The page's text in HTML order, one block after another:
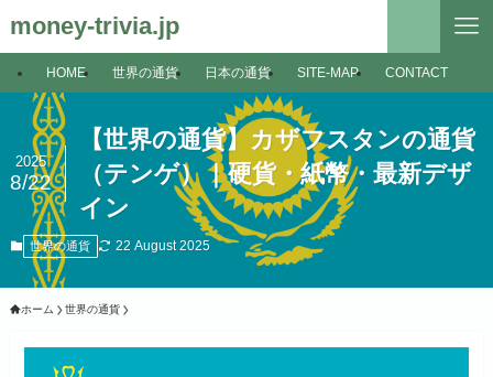
money-trivia.jp
HOME 世界の通貨 日本の通貨 SITE-MAP CONTACT
【世界の通貨】カザフスタンの通貨
（テンゲ）｜硬貨・紙幣・最新デザ
イン
2025
8/22
世界の通貨 22 August 2025
ホーム 世界の通貨